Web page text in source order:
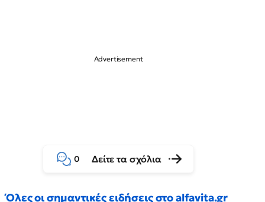
0 Δείτε τα σχόλια
Όλες οι σημαντικές ειδήσεις στο alfavita.gr